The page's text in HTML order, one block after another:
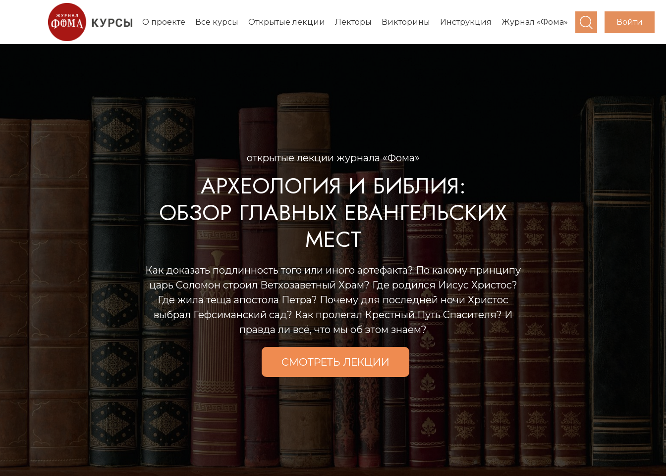
О проекте Все курсы Открытые лекции Лекторы Викторины Инструкция Журнал «Фома» Войти
открытые лекции журнала «Фома»
АРХЕОЛОГИЯ И БИБЛИЯ:
ОБЗОР ГЛАВНЫХ ЕВАНГЕЛЬСКИХ
МЕСТ
Как доказать подлинность того или иного артефакта? По какому принципу
царь Соломон строил Ветхозаветный Храм? Где родился Иисус Христос?
Где жила теща апостола Петра? Почему для последней ночи Христос
выбрал Гефсиманский сад? Как пролегал Крестный Путь Спасителя? И
правда ли всё, что мы об этом знаем?
СМОТРЕТЬ ЛЕКЦИИ